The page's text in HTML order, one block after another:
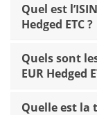
Quel est
Hedged ETC ?
Quels sont
EUR Hedged
Quelle est la